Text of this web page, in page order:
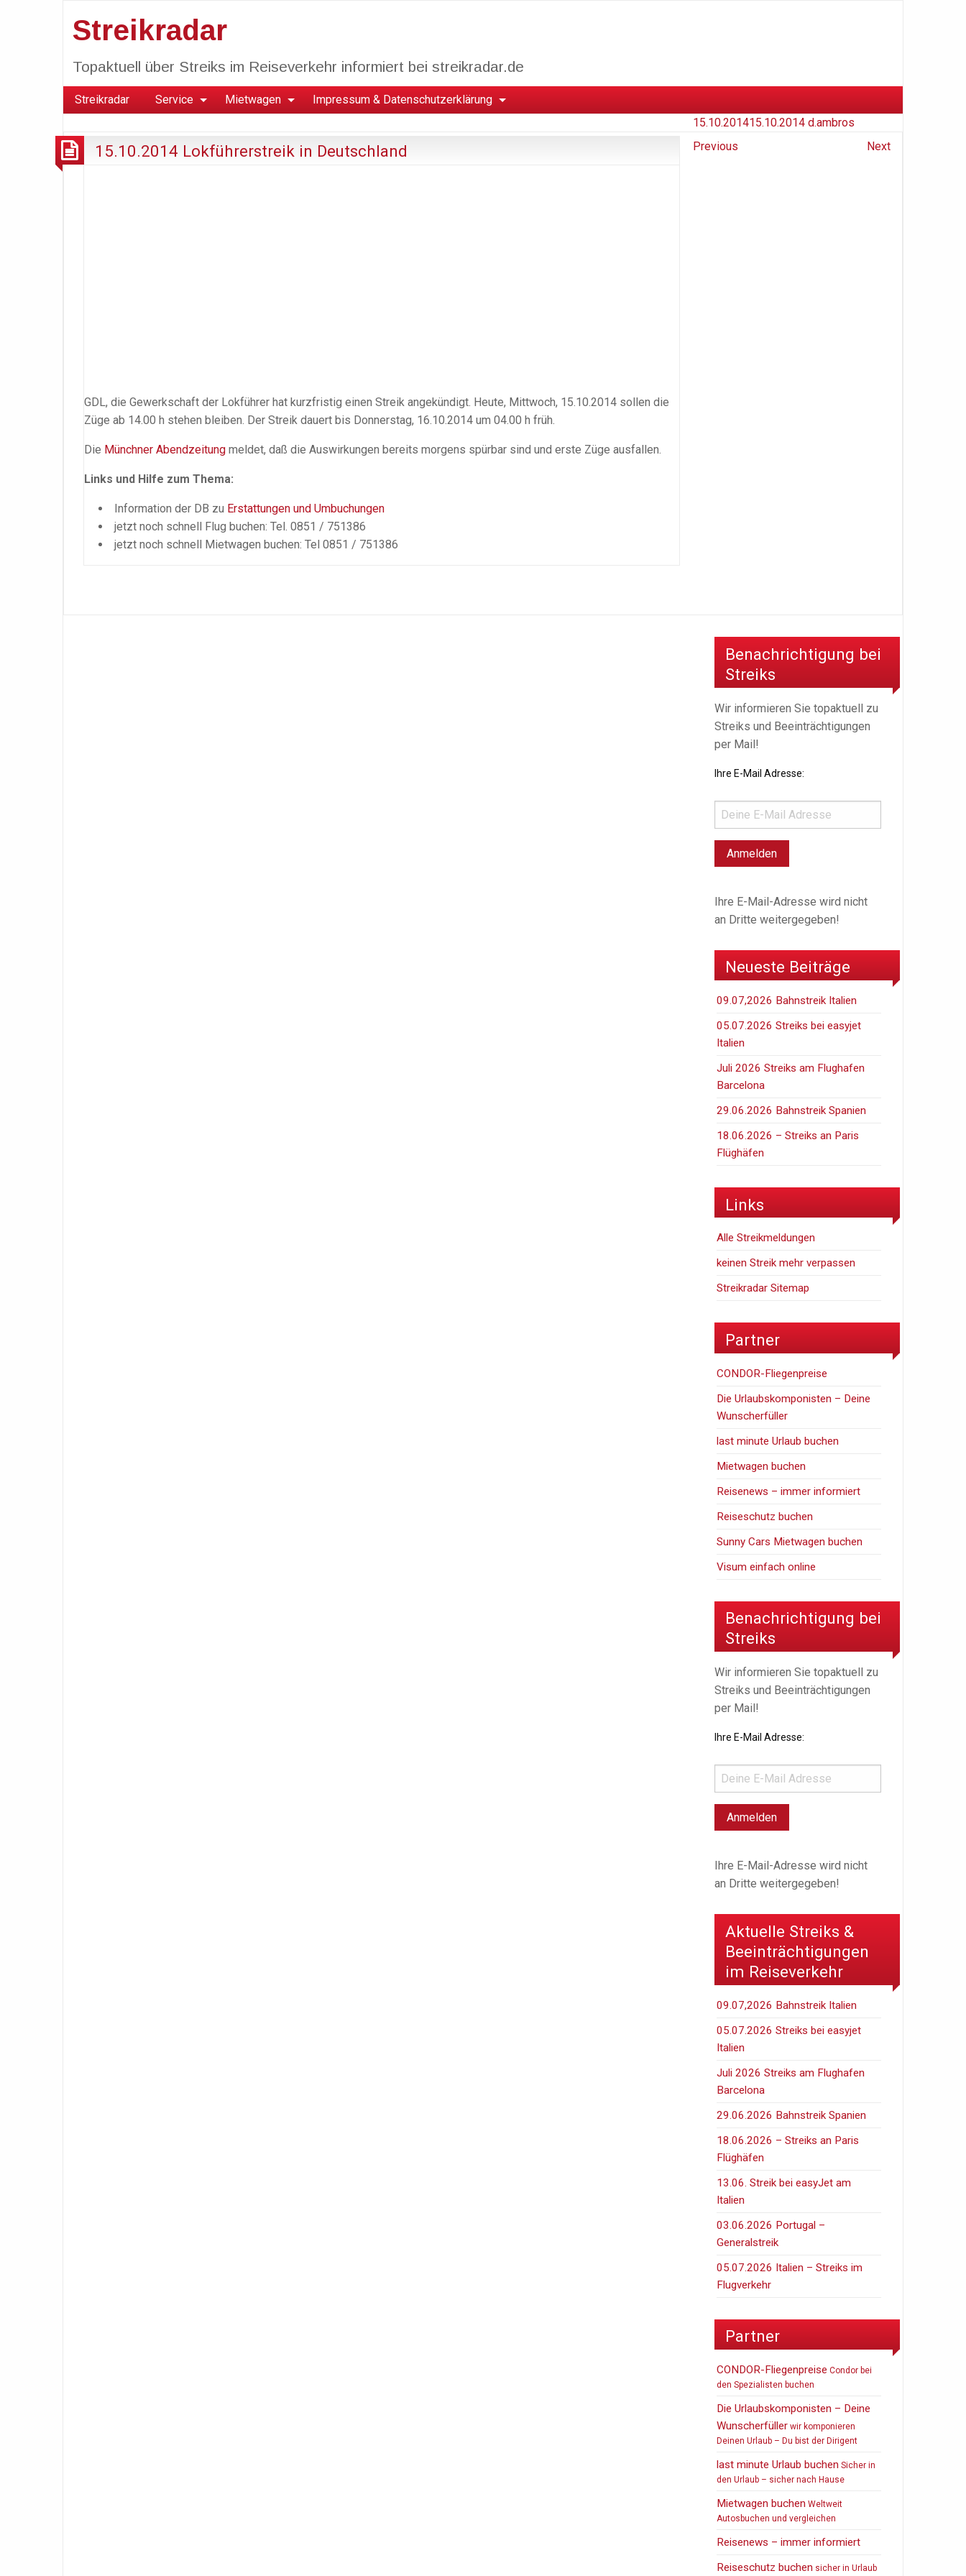
Streikradar
Topaktuell über Streiks im Reiseverkehr informiert bei streikradar.de
Streikradar Service Mietwagen Impressum & Datenschutzerklärung
15.10.2014 Lokführerstreik in Deutschland
GDL, die Gewerkschaft der Lokführer hat kurzfristig einen Streik angekündigt. Heute, Mittwoch, 15.10.2014 sollen die
Züge ab 14.00 h stehen bleiben. Der Streik dauert bis Donnerstag, 16.10.2014 um 04.00 h früh.
Die Münchner Abendzeitung meldet, daß die Auswirkungen bereits morgens spürbar sind und erste Züge ausfallen.
Links und Hilfe zum Thema:
Information der DB zu Erstattungen und Umbuchungen
jetzt noch schnell Flug buchen: Tel. 0851 / 751386
jetzt noch schnell Mietwagen buchen: Tel 0851 / 751386
15.10.201415.10.2014 d.ambros
Previous
Next
Benachrichtigung bei
Streiks
Wir informieren Sie topaktuell zu
Streiks und Beeinträchtigungen
per Mail!
Ihre E-Mail Adresse:
Ihre E-Mail-Adresse wird nicht
an Dritte weitergegeben!
Neueste Beiträge
09.07,2026 Bahnstreik Italien
05.07.2026 Streiks bei easyjet
Italien
Juli 2026 Streiks am Flughafen
Barcelona
29.06.2026 Bahnstreik Spanien
18.06.2026 – Streiks an Paris
Flüghäfen
Links
Alle Streikmeldungen
keinen Streik mehr verpassen
Streikradar Sitemap
Partner
CONDOR-Fliegenpreise
Die Urlaubskomponisten – Deine
Wunscherfüller
last minute Urlaub buchen
Mietwagen buchen
Reisenews – immer informiert
Reiseschutz buchen
Sunny Cars Mietwagen buchen
Visum einfach online
Benachrichtigung bei
Streiks
Wir informieren Sie topaktuell zu
Streiks und Beeinträchtigungen
per Mail!
Ihre E-Mail Adresse:
Ihre E-Mail-Adresse wird nicht
an Dritte weitergegeben!
Aktuelle Streiks &
Beeinträchtigungen
im Reiseverkehr
09.07,2026 Bahnstreik Italien
05.07.2026 Streiks bei easyjet
Italien
Juli 2026 Streiks am Flughafen
Barcelona
29.06.2026 Bahnstreik Spanien
18.06.2026 – Streiks an Paris
Flüghäfen
13.06. Streik bei easyJet am
Italien
03.06.2026 Portugal –
Generalstreik
05.07.2026 Italien – Streiks im
Flugverkehr
Partner
CONDOR-Fliegenpreise Condor bei
den Spezialisten buchen
Die Urlaubskomponisten – Deine
Wunscherfüller wir komponieren
Deinen Urlaub – Du bist der Dirigent
last minute Urlaub buchen Sicher in
den Urlaub – sicher nach Hause
Mietwagen buchen Weltweit
Autosbuchen und vergleichen
Reisenews – immer informiert
Reiseschutz buchen sicher in Urlaub